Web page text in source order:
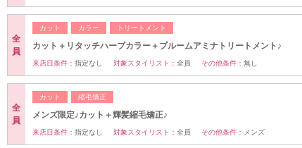
全
員
カット カラー トリートメント
カット＋リタッチハーブカラー＋プルームアミナトリートメント♪
来店日条件： 指定なし 対象スタイリスト： 全員 その他条件： 無し
全
員
カット 縮毛矯正
メンズ限定♪カット＋輝髪縮毛矯正♪
来店日条件： 指定なし 対象スタイリスト： 全員 その他条件： メンズ